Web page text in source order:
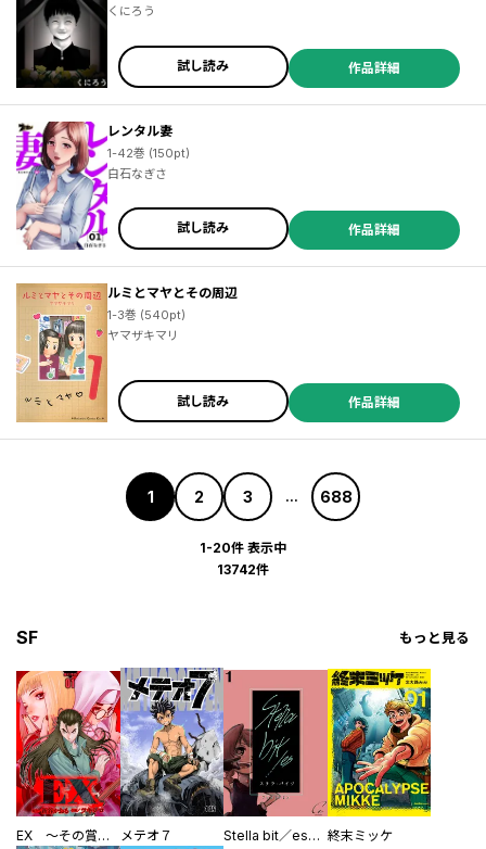
くにろう
試し読み 作品詳細
レンタル妻
1-42巻 (150pt)
白石なぎさ
試し読み 作品詳細
ルミとマヤとその周辺
1-3巻 (540pt)
ヤマザキマリ
試し読み 作品詳細
1 2 3 ... 688
1-20件 表示中
13742件
SF もっと見る
EX ～その賞金稼ぎは、世界の出口を探す～【単行本版】 メテオ７ Stella bit／es【単話版】 終末ミッケ